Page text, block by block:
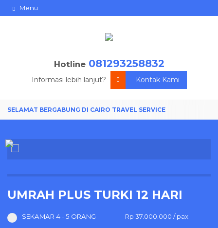
Menu
Hotline 081293258832
Informasi lebih lanjut? Kontak Kami
UMRAH PLUS TURKI 12 HARI
SEKAMAR 4 - 5 ORANG Rp 37.000.000 / pax